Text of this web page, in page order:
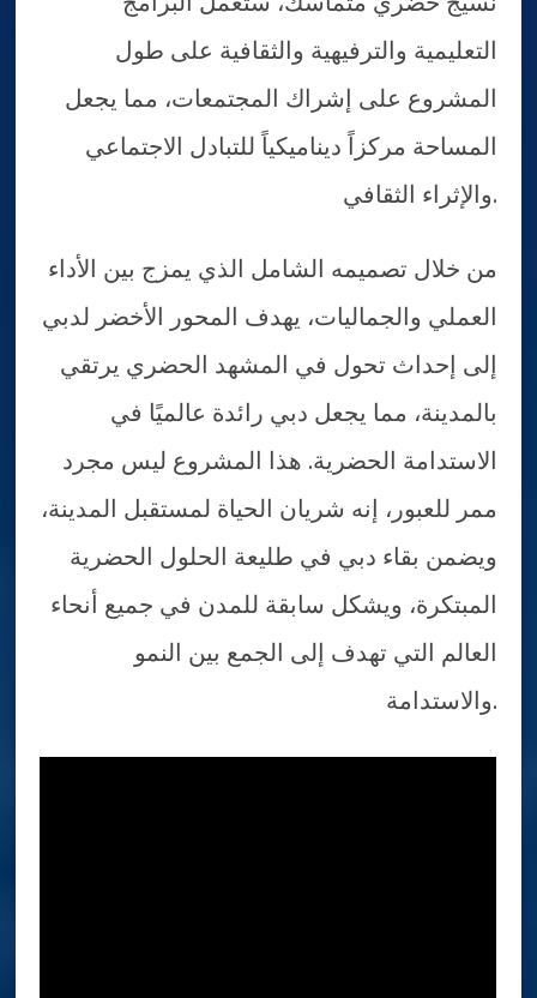
التعليمية والترفيهية والثقافية على طول
المشروع على إشراك المجتمعات، مما يجعل
المساحة مركزاً ديناميكياً للتبادل الاجتماعي
والإثراء الثقافي.
من خلال تصميمه الشامل الذي يمزج بين الأداء
العملي والجماليات، يهدف المحور الأخضر لدبي
إلى إحداث تحول في المشهد الحضري يرتقي
بالمدينة، مما يجعل دبي رائدة عالميًا في
الاستدامة الحضرية. هذا المشروع ليس مجرد
ممر للعبور، إنه شريان الحياة لمستقبل المدينة،
ويضمن بقاء دبي في طليعة الحلول الحضرية
المبتكرة، ويشكل سابقة للمدن في جميع أنحاء
العالم التي تهدف إلى الجمع بين النمو
والاستدامة.